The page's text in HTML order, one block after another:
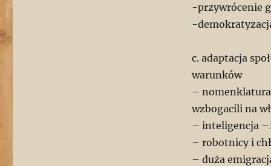
-przywrócenie
-
c. adaptacja
warunków
–
wzbogacili na
– inteligencja
– robotnicy i
– duża